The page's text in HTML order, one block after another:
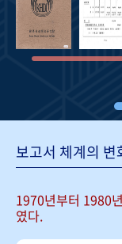
보고서 체계의 변
1970년부터 1980
였다.